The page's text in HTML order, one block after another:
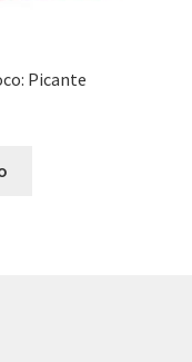
Picante